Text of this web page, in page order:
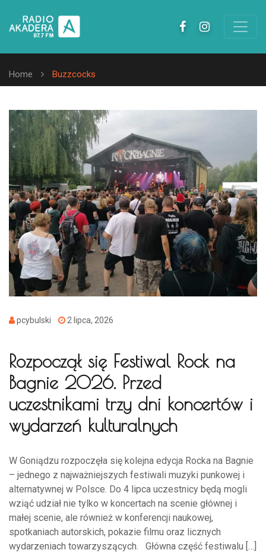
Home Buzzcocks
pcybulski 2 lipca, 2026
Rozpoczął się Festiwal Rock na
Bagnie 2026. Przed
uczestnikami trzy dni koncertów i
wydarzeń kulturalnych
W Goniądzu rozpoczęła się kolejna edycja Rocka na Bagnie
– jednego z najważniejszych festiwali muzyki punkowej i
alternatywnej w Polsce. Do 4 lipca uczestnicy będą mogli
wziąć udział nie tylko w koncertach na scenie głównej i
małej scenie, ale również w konferencji naukowej,
spotkaniach autorskich, pokazie filmu oraz licznych
wydarzeniach towarzyszących. Główna część festiwalu […]